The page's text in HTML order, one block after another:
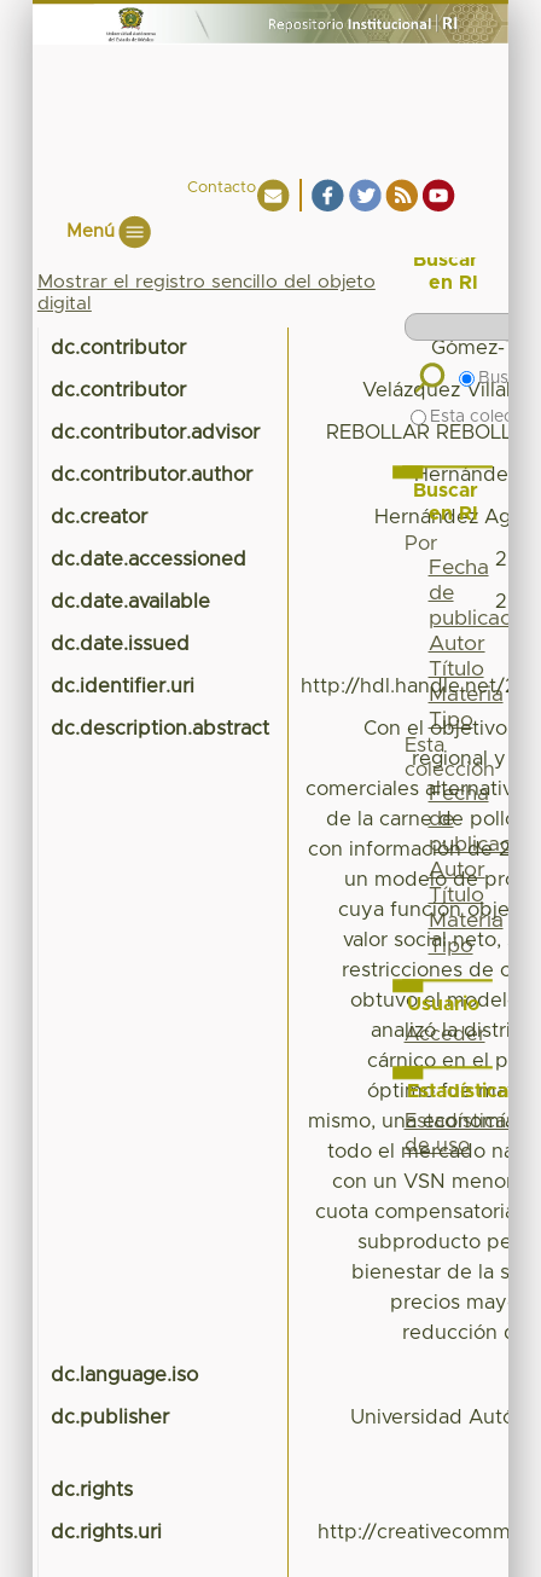
Contacto
Menú
Mostrar el registro sencillo del objeto
digital
dc.contributor Gómez-
dc.contributor Velázquez
dc.contributor.advisor REBOLLAR
dc.contributor.author Hernández
dc.creator Hernández
dc.date.accessioned
dc.date.available
dc.date.issued
dc.identifier.uri http://hdl.handle.net/
dc.description.abstract
Con el objetivo
regional y
comerciales
de la carne de pollo
con información de
un modelo de
cuya función
valor social neto,
restricciones de
obtuvo el modelo
analizó la
cárnico en el
óptimo fue
mismo, una economía
todo el mercado
con un VSN menor
cuota compensatoria
subproducto
bienestar de la
precios
reducción de
dc.language.iso
dc.publisher Universidad
dc.rights
dc.rights.uri http://
Buscar
en RI
Buscar
Esta
Buscar
en RI
Por
Fecha
de
publicación
Autor
Título
Materia
Tipo
Esta
colección
Fecha
de
publicación
Autor
Título
Materia
Tipo
Usuario
Acceder
Estadísticas
Estadísticas
de uso